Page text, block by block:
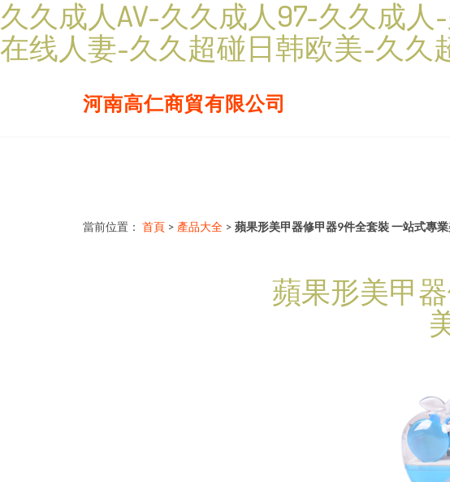
久久成人AV-久久成人97-久久成
在线人妻-久久超碰日韩欧美-久
河南高仁商貿有限公司
當前位置： 首頁 > 產品大全 > 蘋果形美甲器修甲器9件全套裝 一站式專
蘋果形美甲